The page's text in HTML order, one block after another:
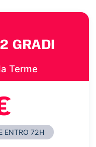
GRADI
Terme
ENTRO 72H